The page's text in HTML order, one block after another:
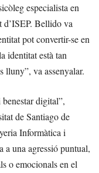
especialista en
d’ISEP. Bellido va
pot convertir-se en
identitat està tan
lluny”, va assenyalar.
digital”,
de Santiago de
Informàtica i
a una agressió puntual,
o emocionals en el